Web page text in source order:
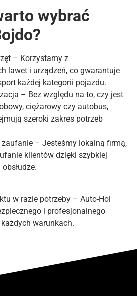
wybrać
– Korzystamy z
lawet i urządzeń, co gwarantuje
każdej kategorii pojazdu.
– Bez względu na to, czy jest
ciężarowy czy autobus,
szeroki zakres potrzeb
zaufanie – Jesteśmy lokalną firmą,
klientów dzięki szybkiej
w razie potrzeby – Auto-Hol
i profesjonalnego
warunkach.